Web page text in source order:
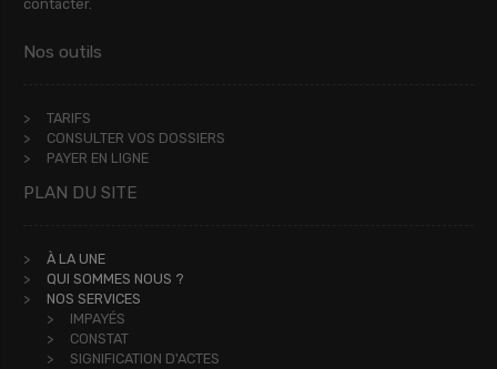
contacter.
Nos outils
TARIFS
CONSULTER VOS DOSSIERS
PAYER EN LIGNE
PLAN DU SITE
À LA UNE
QUI SOMMES NOUS ?
NOS SERVICES
IMPAYÉS
CONSTAT
SIGNIFICATION D'ACTES